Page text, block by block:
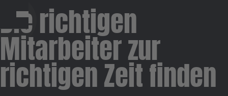
Die richtigen
Mitarbeiter zur
richtigen Zeit finden